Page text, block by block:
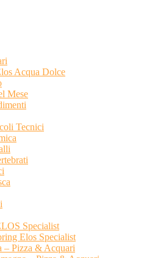
Acqua Dolce
Mese
Tecnici
Specialist
Elos Specialist
– Pizza & Acquari